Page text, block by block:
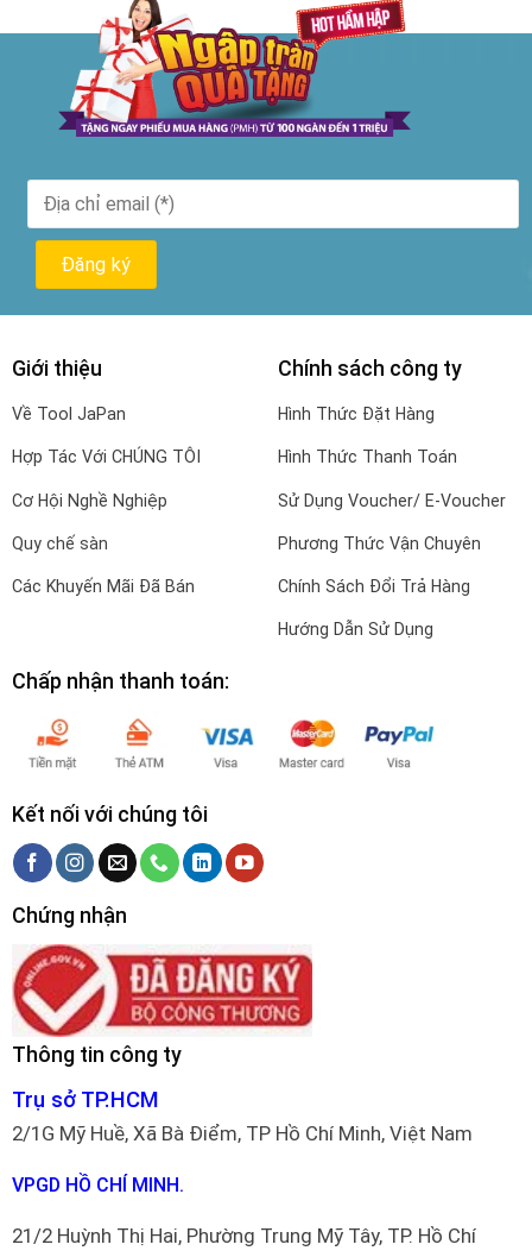
Giới thiệu
Về Tool JaPan
Hợp Tác Với CHÚNG TÔI
Cơ Hội Nghề Nghiệp
Quy chế sàn
Các Khuyến Mãi Đã Bán
Chính sách công ty
Hình Thức Đặt Hàng
Hình Thức Thanh Toán
Sử Dụng Voucher/ E-Voucher
Phương Thức Vận Chuyên
Chính Sách Đổi Trả Hàng
Hướng Dẫn Sử Dụng
Chấp nhận thanh toán:
Kết nối với chúng tôi
Chứng nhận
Thông tin công ty
Trụ sở TP.HCM
2/1G Mỹ Huề, Xã Bà Điểm, TP Hồ Chí Minh, Việt Nam
VPGD HỒ CHÍ MINH.
21/2 Huỳnh Thị Hai, Phường Trung Mỹ Tây, TP. Hồ Chí